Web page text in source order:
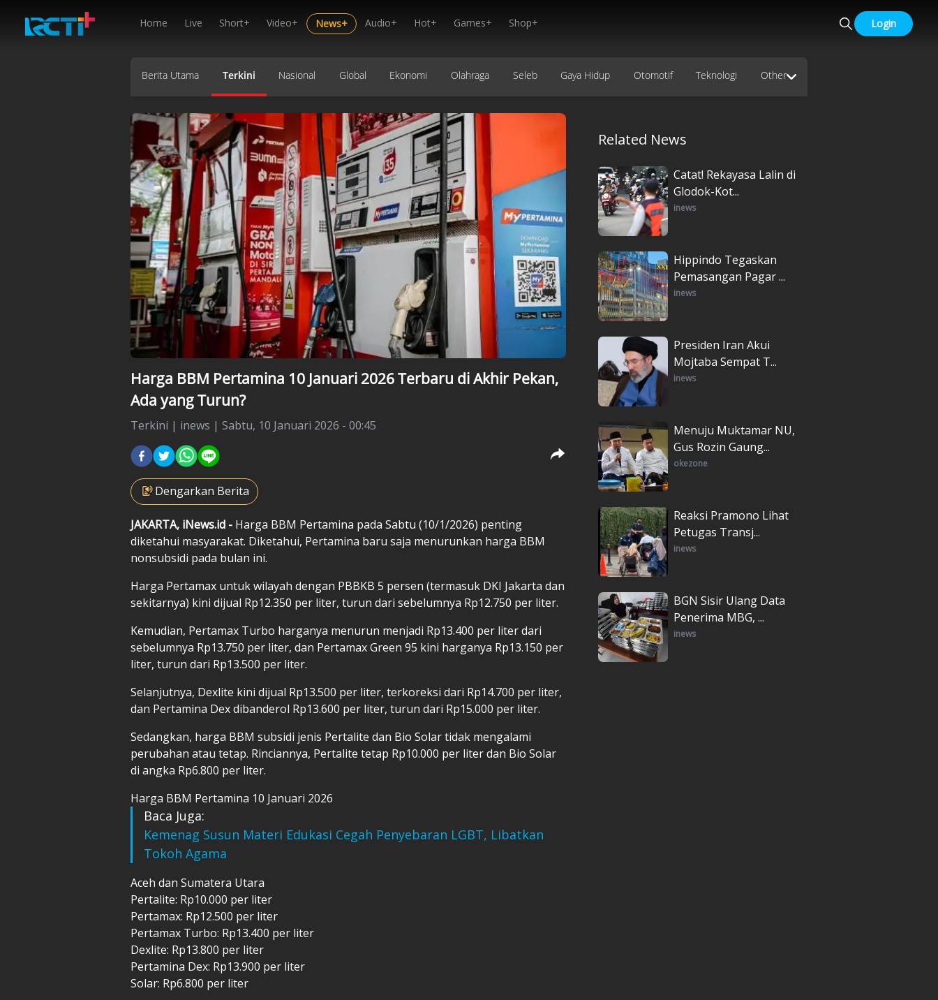
Home Live Short+ Video+ News+ Audio+ Hot+ Games+ Shop+ Login
Berita Utama Terkini Nasional Global Ekonomi Olahraga Seleb Gaya Hidup Otomotif Teknologi Other
Harga BBM Pertamina 10 Januari 2026 Terbaru di Akhir Pekan,
Ada yang Turun?
Terkini | inews | Sabtu, 10 Januari 2026 - 00:45
Dengarkan Berita
JAKARTA, iNews.id - Harga BBM Pertamina pada Sabtu (10/1/2026) penting
diketahui masyarakat. Diketahui, Pertamina baru saja menurunkan harga BBM
nonsubsidi pada bulan ini.
Harga Pertamax untuk wilayah dengan PBBKB 5 persen (termasuk DKI Jakarta dan
sekitarnya) kini dijual Rp12.350 per liter, turun dari sebelumnya Rp12.750 per liter.
Kemudian, Pertamax Turbo harganya menurun menjadi Rp13.400 per liter dari
sebelumnya Rp13.750 per liter, dan Pertamax Green 95 kini harganya Rp13.150 per
liter, turun dari Rp13.500 per liter.
Selanjutnya, Dexlite kini dijual Rp13.500 per liter, terkoreksi dari Rp14.700 per liter,
dan Pertamina Dex dibanderol Rp13.600 per liter, turun dari Rp15.000 per liter.
Sedangkan, harga BBM subsidi jenis Pertalite dan Bio Solar tidak mengalami
perubahan atau tetap. Rinciannya, Pertalite tetap Rp10.000 per liter dan Bio Solar
di angka Rp6.800 per liter.
Harga BBM Pertamina 10 Januari 2026
Baca Juga:
Kemenag Susun Materi Edukasi Cegah Penyebaran LGBT, Libatkan
Tokoh Agama
Aceh dan Sumatera Utara
Pertalite: Rp10.000 per liter
Pertamax: Rp12.500 per liter
Pertamax Turbo: Rp13.400 per liter
Dexlite: Rp13.800 per liter
Pertamina Dex: Rp13.900 per liter
Solar: Rp6.800 per liter
Related News
Catat! Rekayasa Lalin di
Glodok-Kot...
inews
Hippindo Tegaskan
Pemasangan Pagar ...
inews
Presiden Iran Akui
Mojtaba Sempat T...
inews
Menuju Muktamar NU,
Gus Rozin Gaung...
okezone
Reaksi Pramono Lihat
Petugas Transj...
inews
BGN Sisir Ulang Data
Penerima MBG, ...
inews